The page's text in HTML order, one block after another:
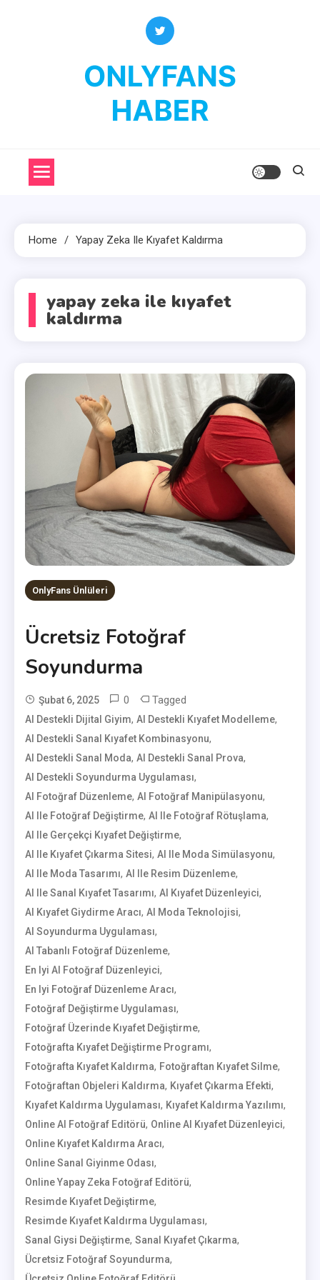
Home Yapay Zeka Ile Kıyafet Kaldırma
yapay zeka ile kıyafet
kaldırma
OnlyFans Ünlüleri
Ücretsiz Fotoğraf
Soyundurma
Şubat 6, 2025
User
0 Tagged
AI Destekli Dijital Giyim,AI Destekli Kıyafet Modelleme,
AI Destekli Sanal Kıyafet Kombinasyonu,
AI Destekli Sanal Moda,AI Destekli Sanal Prova,
AI Destekli Soyundurma Uygulaması,
AI Fotoğraf Düzenleme,AI Fotoğraf Manipülasyonu,
AI Ile Fotoğraf Değiştirme,AI Ile Fotoğraf Rötuşlama,
AI Ile Gerçekçi Kıyafet Değiştirme,
AI Ile Kıyafet Çıkarma Sitesi,AI Ile Moda Simülasyonu,
AI Ile Moda Tasarımı,AI Ile Resim Düzenleme,
AI Ile Sanal Kıyafet Tasarımı,AI Kıyafet Düzenleyici,
AI Kıyafet Giydirme Aracı,AI Moda Teknolojisi,
AI Soyundurma Uygulaması,
AI Tabanlı Fotoğraf Düzenleme,
En Iyi AI Fotoğraf Düzenleyici,
En Iyi Fotoğraf Düzenleme Aracı,
Fotoğraf Değiştirme Uygulaması,
Fotoğraf Üzerinde Kıyafet Değiştirme,
Fotoğrafta Kıyafet Değiştirme Programı,
Fotoğrafta Kıyafet Kaldırma, Fotoğraftan Kıyafet Silme,
Fotoğraftan Objeleri Kaldırma, Kıyafet Çıkarma Efekti,
Kıyafet Kaldırma Uygulaması, Kıyafet Kaldırma Yazılımı,
Online AI Fotoğraf Editörü, Online AI Kıyafet Düzenleyici,
Online Kıyafet Kaldırma Aracı,
Online Sanal Giyinme Odası,
Online Yapay Zeka Fotoğraf Editörü,
Resimde Kıyafet Değiştirme,
Resimde Kıyafet Kaldırma Uygulaması,
Sanal Giysi Değiştirme,Sanal Kıyafet Çıkarma,
Ücretsiz Fotoğraf Soyundurma,